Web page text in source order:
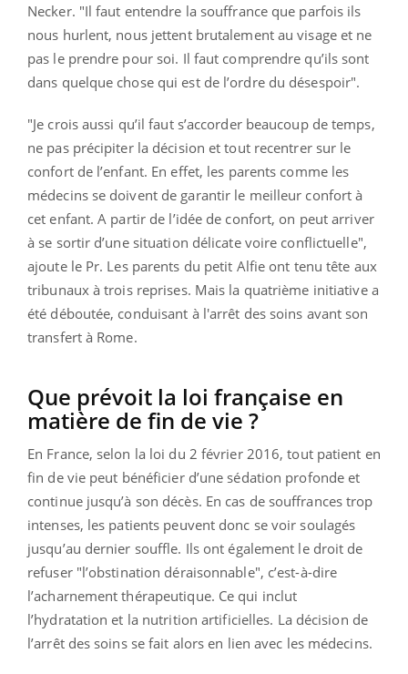
Necker. "Il faut entendre la souffrance que parfois ils
nous hurlent, nous jettent brutalement au visage et ne
pas le prendre pour soi. Il faut comprendre qu’ils sont
dans quelque chose qui est de l’ordre du désespoir".
"Je crois aussi qu’il faut s’accorder beaucoup de temps,
ne pas précipiter la décision et tout recentrer sur le
confort de l’enfant. En effet, les parents comme les
médecins se doivent de garantir le meilleur confort à
cet enfant. A partir de l’idée de confort, on peut arriver
à se sortir d’une situation délicate voire conflictuelle",
ajoute le Pr. Les parents du petit Alfie ont tenu tête aux
tribunaux à trois reprises. Mais la quatrième initiative a
été déboutée, conduisant à l'arrêt des soins avant son
transfert à Rome.
Que prévoit la loi française en
matière de fin de vie ?
En France, selon la loi du 2 février 2016, tout patient en
fin de vie peut bénéficier d’une sédation profonde et
continue jusqu’à son décès. En cas de souffrances trop
intenses, les patients peuvent donc se voir soulagés
jusqu’au dernier souffle. Ils ont également le droit de
refuser "l’obstination déraisonnable", c’est-à-dire
l’acharnement thérapeutique. Ce qui inclut
l’hydratation et la nutrition artificielles. La décision de
l’arrêt des soins se fait alors en lien avec les médecins.